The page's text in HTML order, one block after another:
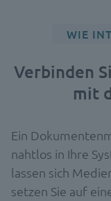
WIE
Verbinden
mit
Ein
nahtlos in Ihre
lassen sich
setzen Sie auf